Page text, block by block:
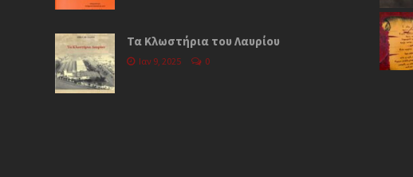
Τα Κλωστήρια του Λαυρίου
Ιαν 9, 2025 0